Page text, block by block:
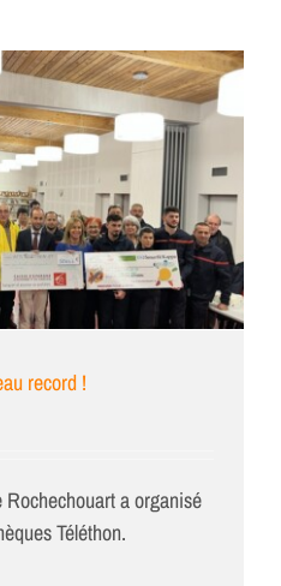
record !
a organisé
Téléthon.